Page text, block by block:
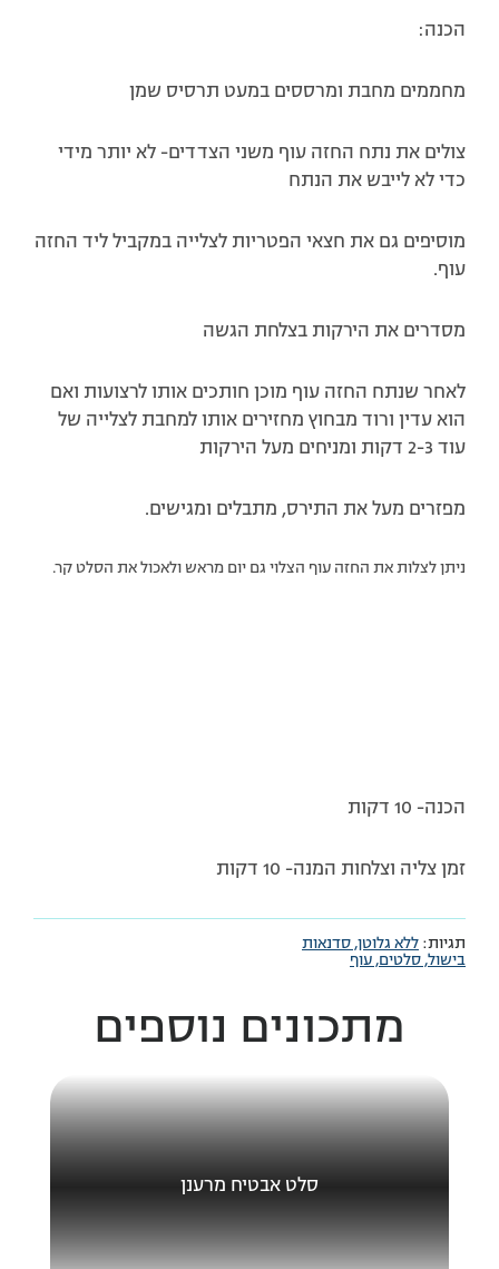
הכנה:
מחממים מחבת ומרססים במעט תרסיס שמן
צולים את נתח החזה עוף משני הצדדים- לא יותר מידי
כדי לא לייבש את הנתח
מוסיפים גם את חצאי הפטריות לצלייה במקביל ליד החזה
עוף.
מסדרים את הירקות בצלחת הגשה
לאחר שנתח החזה עוף מוכן חותכים אותו לרצועות ואם
הוא עדין ורוד מבחוץ מחזירים אותו למחבת לצלייה של
עוד 2-3 דקות ומניחים מעל הירקות
מפזרים מעל את התירס, מתבלים ומגישים.
ניתן לצלות את החזה עוף הצלוי גם יום מראש ולאכול את הסלט קר.
הכנה- 10 דקות
זמן צליה וצלחות המנה- 10 דקות
תגיות: ללא גלוטן,סדנאות
בישול,סלטים,עוף
מתכונים נוספים
סלט אבטיח מרענן